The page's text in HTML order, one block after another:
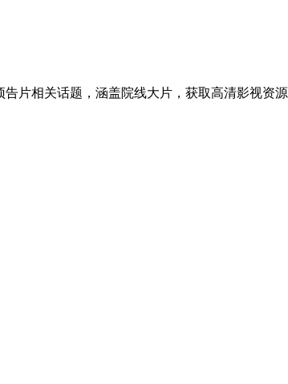
片相关话题，涵盖院线大片，获取高清影视资